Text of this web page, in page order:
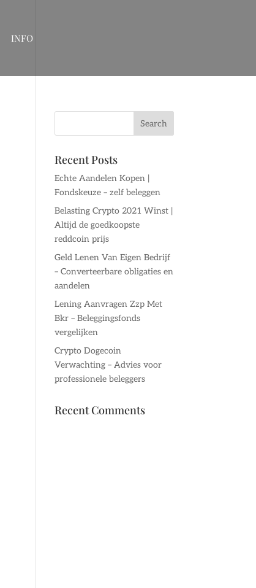
INFO
Recent Posts
Echte Aandelen Kopen |
Fondskeuze – zelf beleggen
Belasting Crypto 2021 Winst |
Altijd de goedkoopste
reddcoin prijs
Geld Lenen Van Eigen Bedrijf
– Converteerbare obligaties en
aandelen
Lening Aanvragen Zzp Met
Bkr – Beleggingsfonds
vergelijken
Crypto Dogecoin
Verwachting – Advies voor
professionele beleggers
Recent Comments